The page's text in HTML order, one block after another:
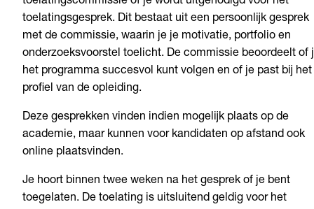
toelatingsgesprek. Dit bestaat uit een persoonlijk gesprek
met de commissie, waarin je je motivatie, portfolio en
onderzoeksvoorstel toelicht. De commissie beoordeelt of
het programma succesvol kunt volgen en of je past bij het
profiel van de opleiding.
Deze gesprekken vinden indien mogelijk plaats op de
academie, maar kunnen voor kandidaten op afstand ook
online plaatsvinden.
Je hoort binnen twee weken na het gesprek of je bent
toegelaten. De toelating is uitsluitend geldig voor het